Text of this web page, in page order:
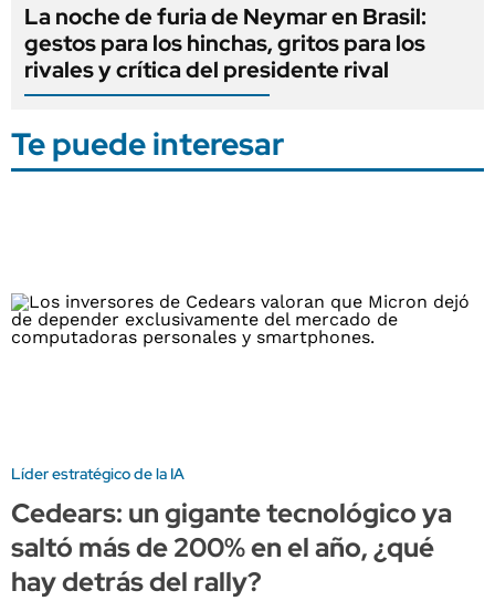
La noche de furia de Neymar en Brasil:
gestos para los hinchas, gritos para los
rivales y crítica del presidente rival
Te puede interesar
Líder estratégico de la IA
Cedears: un gigante tecnológico ya
saltó más de 200% en el año, ¿qué
hay detrás del rally?